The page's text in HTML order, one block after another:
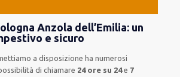
Anzola dell’Emilia: un
e sicuro
a disposizione ha numerosi
di chiamare 24 ore su 24e 7